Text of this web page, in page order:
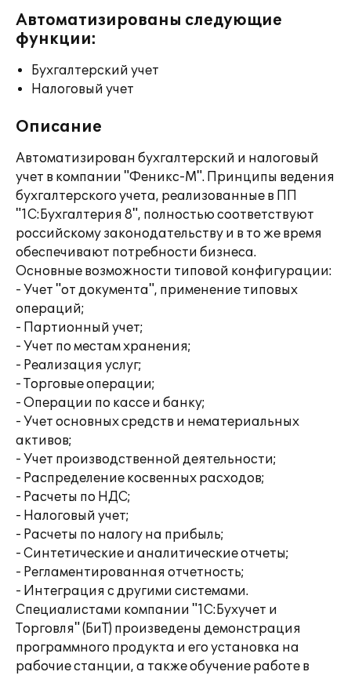
Автоматизированы следующие
функции:
Бухгалтерский учет
Налоговый учет
Описание
Автоматизирован бухгалтерский и налоговый
учет в компании "Феникс-М". Принципы ведения
бухгалтерского учета, реализованные в ПП
"1С:Бухгалтерия 8", полностью соответствуют
российскому законодательству и в то же время
обеспечивают потребности бизнеса.
Основные возможности типовой конфигурации:
- Учет "от документа", применение типовых
операций;
- Партионный учет;
- Учет по местам хранения;
- Реализация услуг;
- Торговые операции;
- Операции по кассе и банку;
- Учет основных средств и нематериальных
активов;
- Учет производственной деятельности;
- Распределение косвенных расходов;
- Расчеты по НДС;
- Налоговый учет;
- Расчеты по налогу на прибыль;
- Синтетические и аналитические отчеты;
- Регламентированная отчетность;
- Интеграция с другими системами.
Специалистами компании "1С:Бухучет и
Торговля" (БиТ) произведены демонстрация
программного продукта и его установка на
рабочие станции, а также обучение работе в